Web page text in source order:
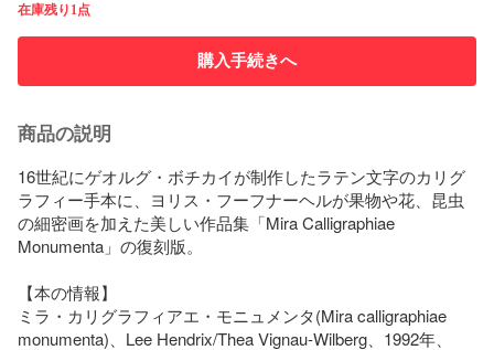
在庫残り1点
購入手続きへ
商品の説明
16世紀にゲオルグ・ボチカイが制作したラテン文字のカリグ
ラフィー手本に、ヨリス・フーフナーヘルが果物や花、昆虫
の細密画を加えた美しい作品集「Mira Calligraphiae
Monumenta」の復刻版。
【本の情報】
ミラ・カリグラフィアエ・モニュメンタ(Mira calligraphiae
monumenta)、Lee Hendrix/Thea Vignau-Wilberg、1992年、